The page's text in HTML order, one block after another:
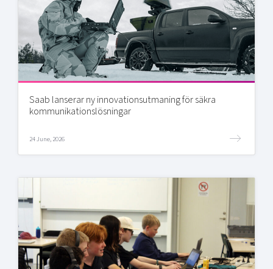
Saab lanserar ny innovationsutmaning för säkra
kommunikationslösningar
24 June, 2026